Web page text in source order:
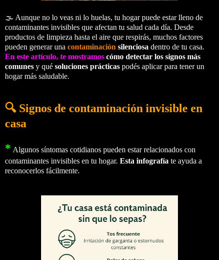
🌫️ Aunque no lo veas ni lo huelas, tu hogar puede estar lleno de
contaminantes invisibles que afectan tu salud cada día. Desde
productos de limpieza hasta el aire que respirás, muchos factores
pueden generar una contaminación silenciosa dentro de tu casa.
En este artículo, te mostramos cómo detectar los signos más
comunes y qué soluciones prácticas podés aplicar para tener un
hogar más saludable.
🔍 Signos de contaminación invisible en
casa
* Algunos síntomas cotidianos pueden estar relacionados con
contaminantes invisibles en tu hogar. Esta infografía te ayuda a
reconocerlos fácilmente.